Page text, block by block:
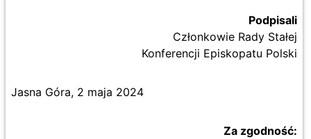
Podpisali
Członkowie Rady Stałej
Konferencji Episkopatu Polski
Jasna Góra, 2 maja 2024
Za zgodność: